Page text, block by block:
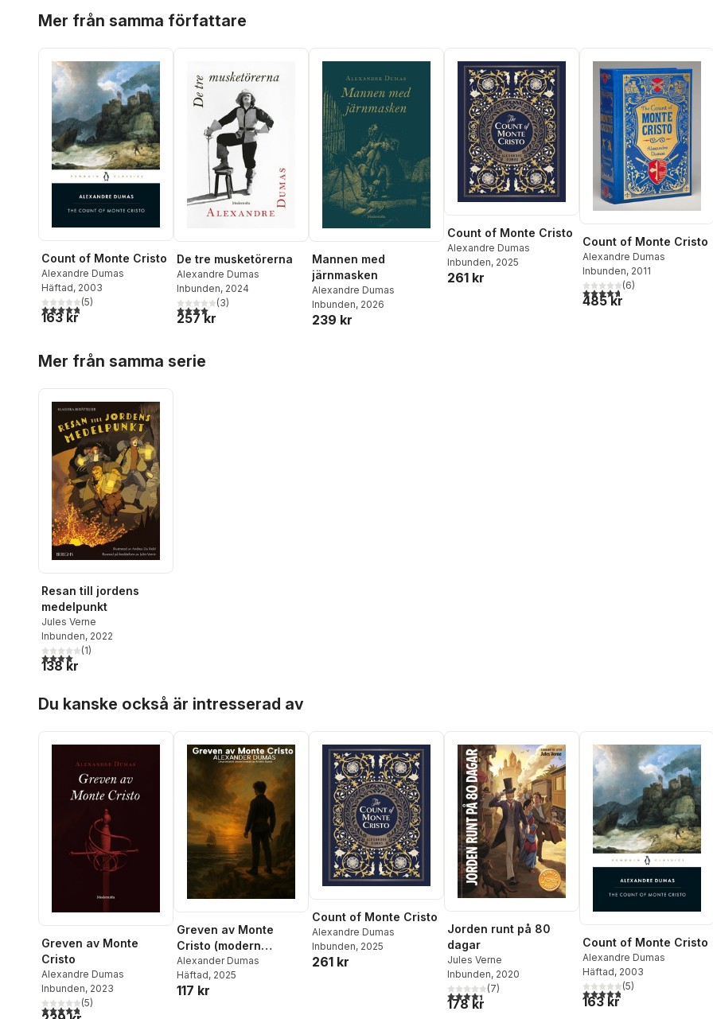
Mer från samma författare
Count of Monte Cristo
Alexandre Dumas
Häftad, 2003
4,8utav 5 stjärnor. Totalt antal röster:
(5)
163 kr
De tre musketörerna
Alexandre Dumas
Inbunden, 2024
4,0utav 5 stjärnor. Totalt antal röster:
(3)
257 kr
Mannen med
järnmasken
Alexandre Dumas
Inbunden, 2026
239 kr
Count of Monte Cristo
Alexandre Dumas
Inbunden, 2025
261 kr
Count of Monte Cristo
Alexandre Dumas
Inbunden, 2011
4,7utav 5 stjärnor. Totalt
(6)
485 kr
Mer från samma serie
Resan till jordens
medelpunkt
Jules Verne
Inbunden, 2022
4,0utav 5 stjärnor. Totalt antal röster:
(1)
138 kr
Du kanske också är intresserad av
Greven av Monte
Cristo
Alexandre Dumas
Inbunden, 2023
4,8utav 5 stjärnor. Totalt antal röster:
(5)
Greven av Monte
Cristo (modern
förkortad version)
Alexander Dumas
Häftad, 2025
117 kr
Count of Monte Cristo
Alexandre Dumas
Inbunden, 2025
261 kr
Jorden runt på 80
dagar
Jules Verne
Inbunden, 2020
4,4utav 5 stjärnor. Totalt antal röster:
(7)
178 kr
Count of Monte Cristo
Alexandre Dumas
Häftad, 2003
4,8utav 5 stjärnor. Totalt
(5)
163 kr